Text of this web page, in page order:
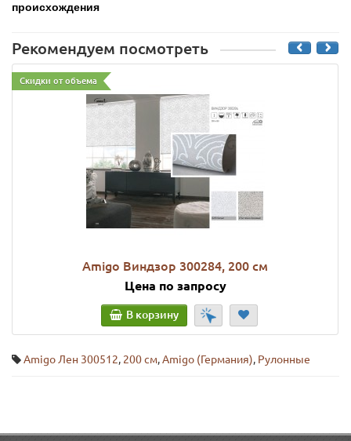
происхождения
Рекомендуем посмотреть
Скидки от объема
Amigo Виндзор 300284, 200 см
Цена по запросу
В корзину
Amigo Лен 300512, 200 см,Amigo (Германия), Рулонные